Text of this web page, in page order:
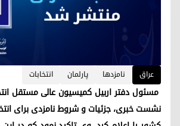
عراق نامزد‌ها پارلمان انتخابات
مسئول دفتر اربیل کمیسیون عالی مستقل
نشست خبری، جزئیات و شروط نامزدی برای